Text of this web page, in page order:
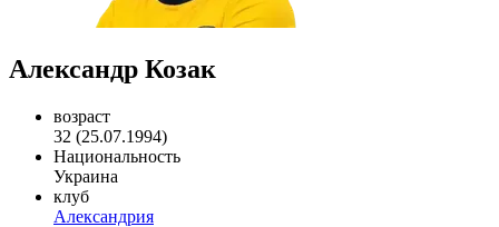
Александр Козак
возраст
32 (25.07.1994)
Национальность
Украина
клуб
Александрия